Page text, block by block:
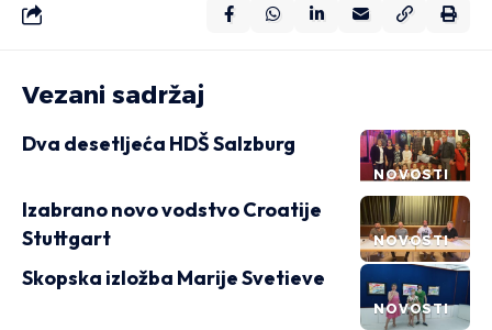
Vezani sadržaj
NOVOSTI
Dva desetljeća HDŠ Salzburg
NOVOSTI
Izabrano novo vodstvo Croatije
Stuttgart
NOVOSTI
Skopska izložba Marije Svetieve